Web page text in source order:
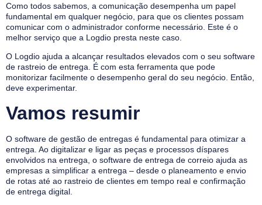
Como todos sabemos, a comunicação desempenha um papel
fundamental em qualquer negócio, para que os clientes possam
comunicar com o administrador conforme necessário. Este é o
melhor serviço que a Logdio presta neste caso.
O Logdio ajuda a alcançar resultados elevados com o seu software
de rastreio de entrega. É com esta ferramenta que pode
monitorizar facilmente o desempenho geral do seu negócio. Então,
deve experimentar.
Vamos resumir
O software de gestão de entregas é fundamental para otimizar a
entrega. Ao digitalizar e ligar as peças e processos díspares
envolvidos na entrega, o software de entrega de correio ajuda as
empresas a simplificar a entrega – desde o planeamento e envio
de rotas até ao rastreio de clientes em tempo real e confirmação
de entrega digital.